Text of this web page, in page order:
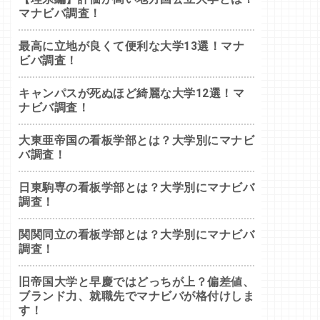
マナビバ調査！
最高に立地が良くて便利な大学13選！マナ
ビバ調査！
キャンパスが死ぬほど綺麗な大学12選！マ
ナビバ調査！
大東亜帝国の看板学部とは？大学別にマナビ
バ調査！
日東駒専の看板学部とは？大学別にマナビバ
調査！
関関同立の看板学部とは？大学別にマナビバ
調査！
旧帝国大学と早慶ではどっちが上？偏差値、
ブランド力、就職先でマナビバが格付けしま
す！